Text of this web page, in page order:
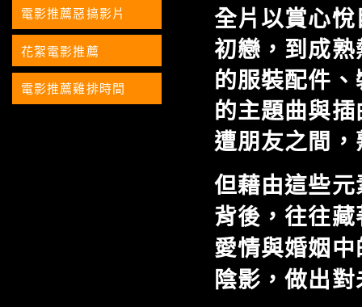
全片以賞心
初戀，到成
的服裝配件
的主題曲與
遭朋友之間
但藉由這些
背後，往往
愛情與婚姻
陰影，做出
電影推薦惡搞影片
花絮電影推薦
電影推薦雞排時間